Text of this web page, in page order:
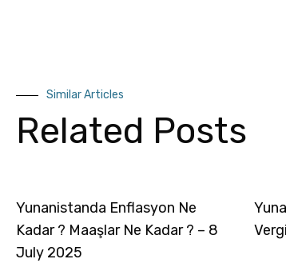
Similar Articles
Related Posts
Yunanistanda Enflasyon Ne
Kadar ? Maaşlar Ne Kadar ? – 8
July 2025